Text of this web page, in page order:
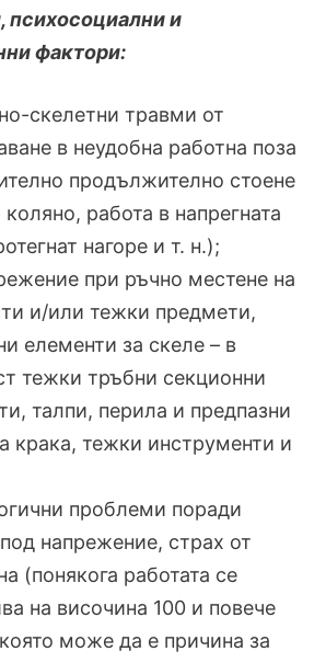
психосоциални и
фактори:
скелетни травми от
в неудобна работна поза
продължително стоене
коляно, работа в напрегната
нагоре и т. н.);
при ръчно местене на
и/или тежки предмети,
елементи за скеле – в
тежки тръбни секционни
талпи, перила и предпазни
крака, тежки инструменти и
проблеми поради
напрежение, страх от
(понякога работата се
на височина 100 и повече
може да е причина за